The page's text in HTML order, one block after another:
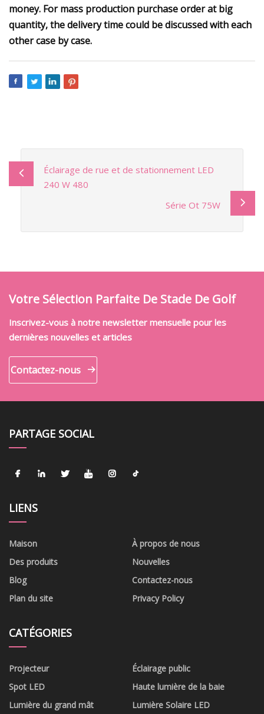
money. For mass production purchase order at big
quantity, the delivery time could be discussed with each
other case by case.
Éclairage de rue et de stationnement LED
240 W 480
Série Ot 75W
Votre Sélection Parfaite De Stade De Golf
Inscrivez-vous à notre newsletter mensuelle pour les
dernières nouvelles et articles
Contactez-nous
PARTAGE SOCIAL
LIENS
Maison
À propos de nous
Des produits
Nouvelles
Blog
Contactez-nous
Plan du site
Privacy Policy
CATÉGORIES
Projecteur
Éclairage public
Spot LED
Haute lumière de la baie
Lumière du grand mât
Lumière Solaire LED